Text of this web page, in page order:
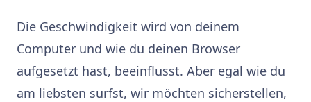
Die Geschwindigkeit wird von deinem
Computer und wie du deinen Browser
aufgesetzt hast, beeinflusst. Aber egal wie du
am liebsten surfst, wir möchten sicherstellen,